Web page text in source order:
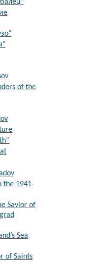
of the
the 1941-
Savior of
Sea
of Saints